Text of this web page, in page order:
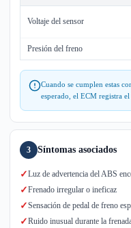
Voltaje del sensor
Presión del freno
Cuando se cumplen estas
esperado, el ECM registra el
3 Síntomas asociados
✓Luz de advertencia del ABS
✓Frenado irregular o ineficaz
✓Sensación de pedal de freno
✓Ruido inusual durante la